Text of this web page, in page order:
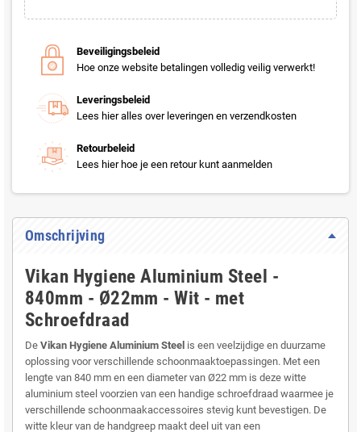
Beveiligingsbeleid
Hoe onze website betalingen volledig veilig verwerkt!
Leveringsbeleid
Lees hier alles over leveringen en verzendkosten
Retourbeleid
Lees hier hoe je een retour kunt aanmelden
Omschrijving
Vikan Hygiene Aluminium Steel -
840mm - Ø22mm - Wit - met
Schroefdraad
De Vikan Hygiene Aluminium Steel is een veelzijdige en duurzame
oplossing voor verschillende schoonmaaktoepassingen. Met een
lengte van 840 mm en een diameter van Ø22 mm is deze witte
aluminium steel voorzien van een handige schroefdraad waarmee je
verschillende schoonmaakaccessoires stevig kunt bevestigen. De
witte kleur van de handgreep maakt deel uit van een